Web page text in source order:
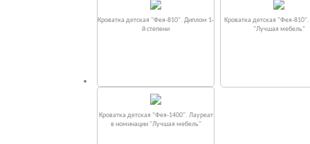
Кроватка детская "Фея-810". Диплом 1-
й степени
Кроватка детская "Фея-
"Лучшая мебель"
Кроватка детская "Фея-1400". Лауреат
в номинации "Лучшая мебель"